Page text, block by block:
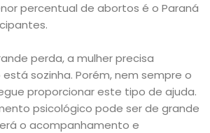
percentual de abortos é o Paraná
perda, a mulher precisa
sozinha. Porém, nem sempre o
proporcionar este tipo de ajuda.
psicológico pode ser de grande
o acompanhamento e